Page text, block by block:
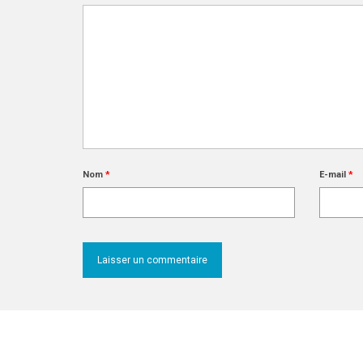
Nom * E-mail*